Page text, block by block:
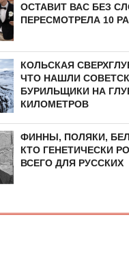
ОСТАВИТ ВАС БЕЗ
ПЕРЕСМОТРЕЛА 10
КОЛЬСКАЯ
ЧТО НАШЛИ
БУРИЛЬЩИКИ НА
КИЛОМЕТРОВ
ФИННЫ, ПОЛЯКИ,
КТО ГЕНЕТИЧЕСКИ
ВСЕГО ДЛЯ РУССКИХ